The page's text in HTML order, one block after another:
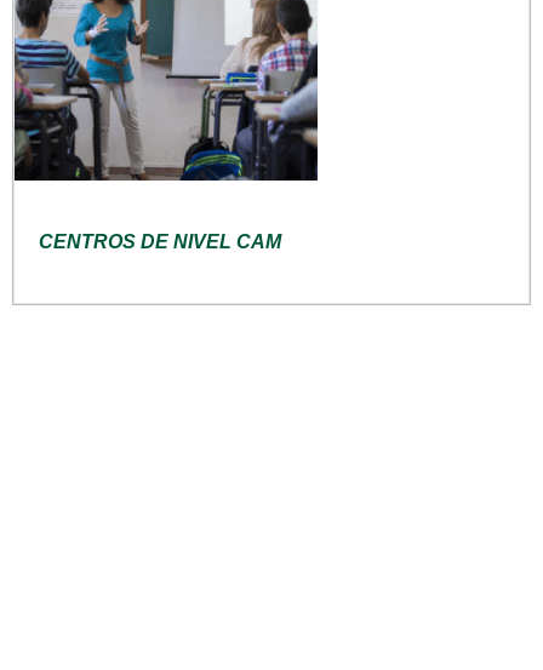
CENTROS DE NIVEL CAM